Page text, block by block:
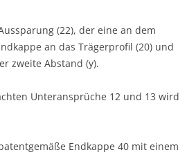
(22), der eine an dem
an das Trägerprofil (20) und
zweite Abstand (y).
Unteransprüche 12 und 13 wird
Endkappe 40 mit einem